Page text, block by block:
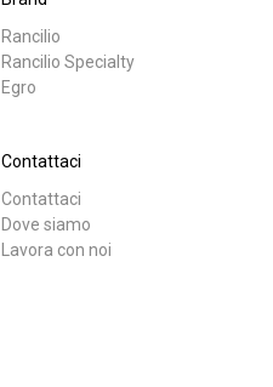
Rancilio
Rancilio Specialty
Egro
Contattaci
Contattaci
Dove siamo
Lavora con noi